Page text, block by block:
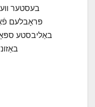
בעסטער
פּראָבלעם
באַליבסטע